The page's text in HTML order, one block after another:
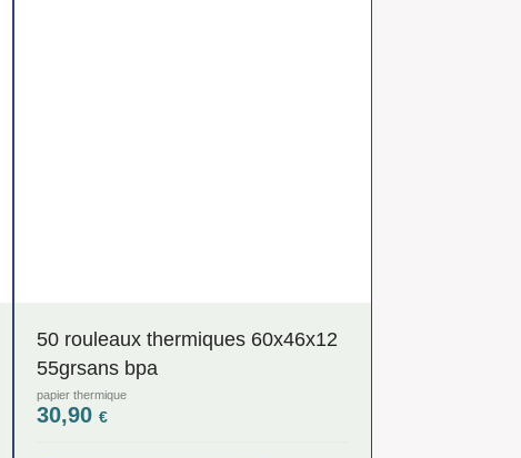
50 rouleaux thermiques 60x46x12
55grsans bpa
papier thermique
30,90 €